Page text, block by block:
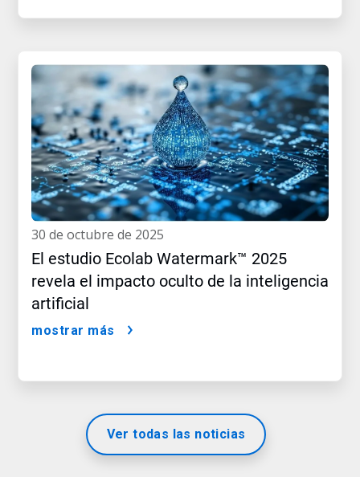
30 de octubre de 2025
El estudio Ecolab Watermark™ 2025
revela el impacto oculto de la inteligencia
artificial
mostrar más
Ver todas las noticias